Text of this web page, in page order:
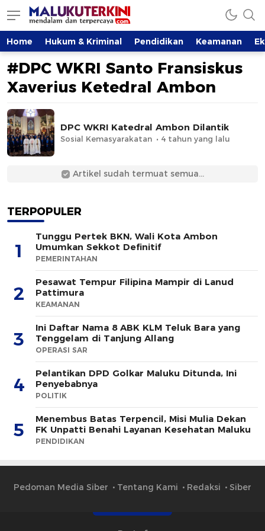
MalukuTerkini.com
Terkini, Mendalam dan Terpercaya
Home Hukum & Kriminal Pendidikan Keamanan
#DPC WKRI Santo Fransiskus
Xaverius Ketedral Ambon
DPC WKRI Katedral Ambon Dilantik
Sosial Kemasyarakatan 4 tahun yang lalu
Artikel sudah termuat semua...
TERPOPULER
1
Tunggu Pertek BKN, Wali Kota Ambon
Umumkan Sekkot Definitif
PEMERINTAHAN
2
Pesawat Tempur Filipina Mampir di Lanud
Pattimura
KEAMANAN
3
Ini Daftar Nama 8 ABK KLM Teluk Bara yang
Tenggelam di Tanjung Allang
OPERASI SAR
4
Pelantikan DPD Golkar Maluku Ditunda, Ini
Penyebabnya
POLITIK
5
Menembus Batas Terpencil, Misi Mulia Dekan
FK Unpatti Benahi Layanan Kesehatan Maluku
PENDIDIKAN
Pedoman Media Siber Tentang Kami Redaksi Siber